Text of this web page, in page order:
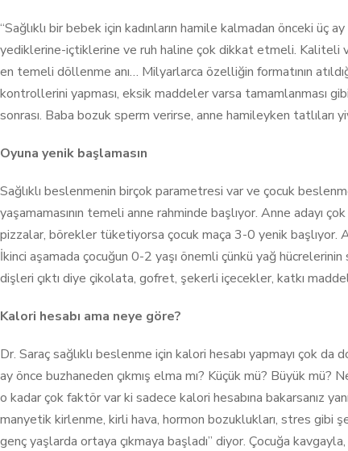
“Sağlıklı bir bebek için kadınların hamile kalmadan önceki
yediklerine-içtiklerine ve ruh haline çok dikkat etmeli. Kaliteli
en temeli döllenme anı… Milyarlarca özelliğin formatının
kontrollerini yapması, eksik maddeler varsa tamamlanması
sonrası. Baba bozuk sperm verirse, anne hamileyken
Oyuna yenik başlamasın
Sağlıklı beslenmenin birçok parametresi var ve çocuk
yaşamamasının temeli anne rahminde başlıyor. Anne adayı
pizzalar, börekler tüketiyorsa çocuk maça 3-0 yenik başlıyor.
İkinci aşamada çocuğun 0-2 yaşı önemli çünkü yağ
dişleri çıktı diye çikolata, gofret, şekerli içecekler, katkı
Kalori hesabı ama neye göre?
Dr. Saraç sağlıklı beslenme için kalori hesabı yapmayı çok
ay önce buzhaneden çıkmış elma mı? Küçük mü? Büyük
o kadar çok faktör var ki sadece kalori hesabına bakarsanız
manyetik kirlenme, kirli hava, hormon bozuklukları, stres gibi
genç yaşlarda ortaya çıkmaya başladı” diyor. Çocuğa